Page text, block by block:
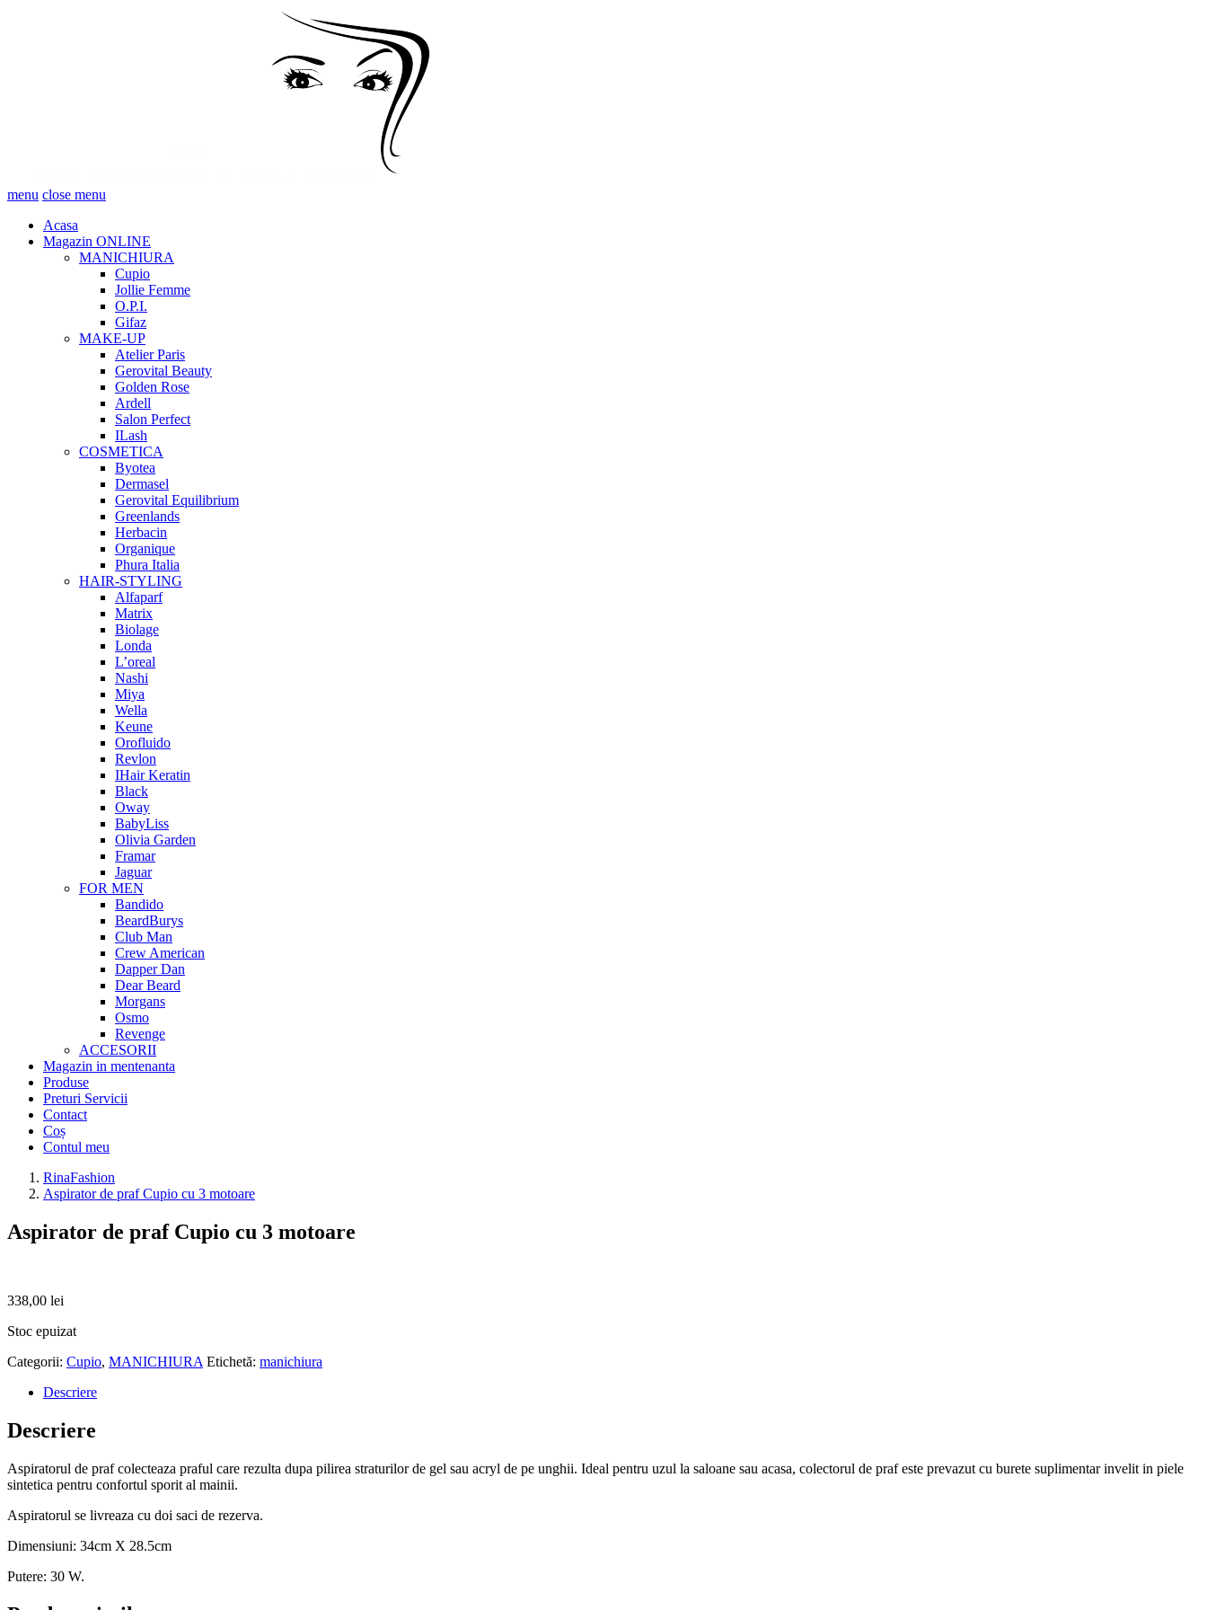
menu close menu
Acasa
Magazin ONLINE
MANICHIURA
Cupio
Jollie Femme
O.P.I.
Gifaz
MAKE-UP
Atelier Paris
Gerovital Beauty
Golden Rose
Ardell
Salon Perfect
ILash
COSMETICA
Byotea
Dermasel
Gerovital Equilibrium
Greenlands
Herbacin
Organique
Phura Italia
HAIR-STYLING
Alfaparf
Matrix
Biolage
Londa
L’oreal
Nashi
Miya
Wella
Keune
Orofluido
Revlon
IHair Keratin
Black
Oway
BabyLiss
Olivia Garden
Framar
Jaguar
FOR MEN
Bandido
BeardBurys
Club Man
Crew American
Dapper Dan
Dear Beard
Morgans
Osmo
Revenge
ACCESORII
Magazin in mentenanta
Produse
Preturi Servicii
Contact
Coș
Contul meu
RinaFashion
Aspirator de praf Cupio cu 3 motoare
Aspirator de praf Cupio cu 3 motoare
338,00 lei
Stoc epuizat
Categorii: Cupio, MANICHIURA Etichetă: manichiura
Descriere
Descriere
Aspiratorul de praf colecteaza praful care rezulta dupa pilirea straturilor de gel sau acryl de pe unghii. Ideal pentru uzul la saloane sau acasa, colectorul de praf este prevazut cu burete suplimentar invelit in piele
sintetica pentru confortul sporit al mainii.
Aspiratorul se livreaza cu doi saci de rezerva.
Dimensiuni: 34cm X 28.5cm
Putere: 30 W.